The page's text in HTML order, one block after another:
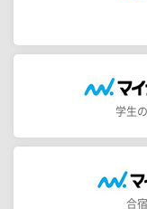
学生
合